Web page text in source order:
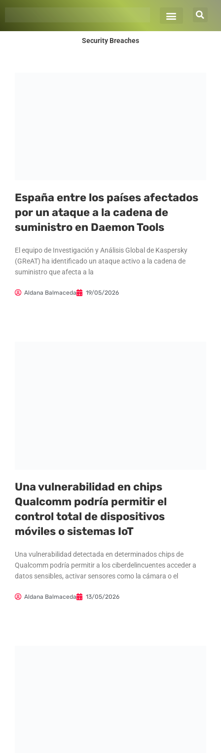
Security Breaches
España entre los países afectados
por un ataque a la cadena de
suministro en Daemon Tools
El equipo de Investigación y Análisis Global de Kaspersky
(GReAT) ha identificado un ataque activo a la cadena de
suministro que afecta a la
Aldana Balmaceda 19/05/2026
Una vulnerabilidad en chips
Qualcomm podría permitir el
control total de dispositivos
móviles o sistemas IoT
Una vulnerabilidad detectada en determinados chips de
Qualcomm podría permitir a los ciberdelincuentes acceder a
datos sensibles, activar sensores como la cámara o el
Aldana Balmaceda 13/05/2026